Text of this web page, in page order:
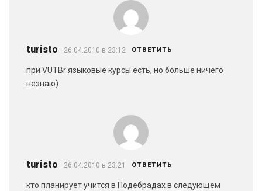
turisto 26.04.2010 в 23:12 ОТВЕТИТЬ
при VUTBr языковые курсы есть, но больше ничего
незнаю)
turisto 26.04.2010 в 23:21 ОТВЕТИТЬ
кто планирует учится в Подебрадах в следующем